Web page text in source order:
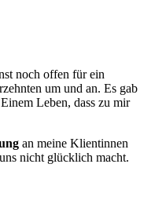
noch offen für ein
um und an. Es gab
Leben, dass zu mir
an meine Klientinnen
nicht glücklich macht.